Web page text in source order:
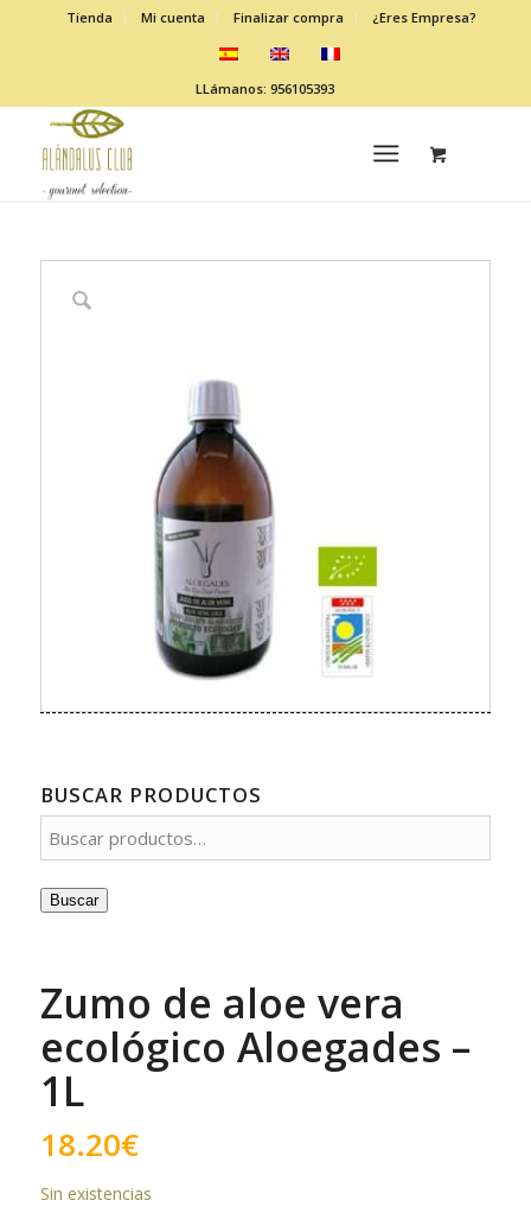
Tienda Mi cuenta Finalizar compra ¿Eres Empresa?
LLámanos: 956105393
BUSCAR PRODUCTOS
Buscar
Zumo de aloe vera
ecológico Aloegades –
1L
18.20€
Sin existencias